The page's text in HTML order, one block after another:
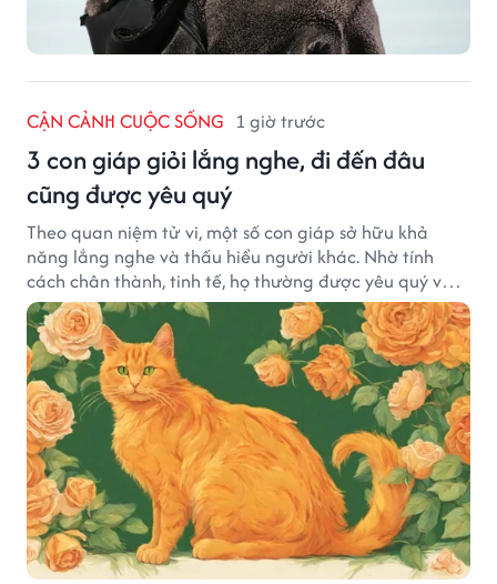
CẬN CẢNH CUỘC SỐNG 1 giờ trước
3 con giáp giỏi lắng nghe, đi đến đâu
cũng được yêu quý
Theo quan niệm tử vi, một số con giáp sở hữu khả
năng lắng nghe và thấu hiểu người khác. Nhờ tính
cách chân thành, tinh tế, họ thường được yêu quý và
tạo dựng nhiều mối quan hệ tốt đẹp.